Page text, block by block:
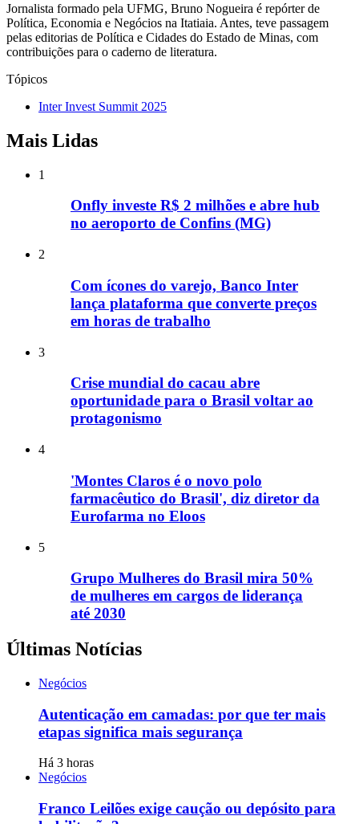
Jornalista formado pela UFMG, Bruno Nogueira é repórter de
Política, Economia e Negócios na Itatiaia. Antes, teve passagem
pelas editorias de Política e Cidades do Estado de Minas, com
contribuições para o caderno de literatura.
Tópicos
Inter Invest Summit 2025
Mais Lidas
1
Onfly investe R$ 2 milhões e abre hub
no aeroporto de Confins (MG)
2
Com ícones do varejo, Banco Inter
lança plataforma que converte preços
em horas de trabalho
3
Crise mundial do cacau abre
oportunidade para o Brasil voltar ao
protagonismo
4
'Montes Claros é o novo polo
farmacêutico do Brasil', diz diretor da
Eurofarma no Eloos
5
Grupo Mulheres do Brasil mira 50%
de mulheres em cargos de liderança
até 2030
Últimas Notícias
Negócios
Autenticação em camadas: por que ter mais
etapas significa mais segurança
Há 3 horas
Negócios
Franco Leilões exige caução ou depósito para